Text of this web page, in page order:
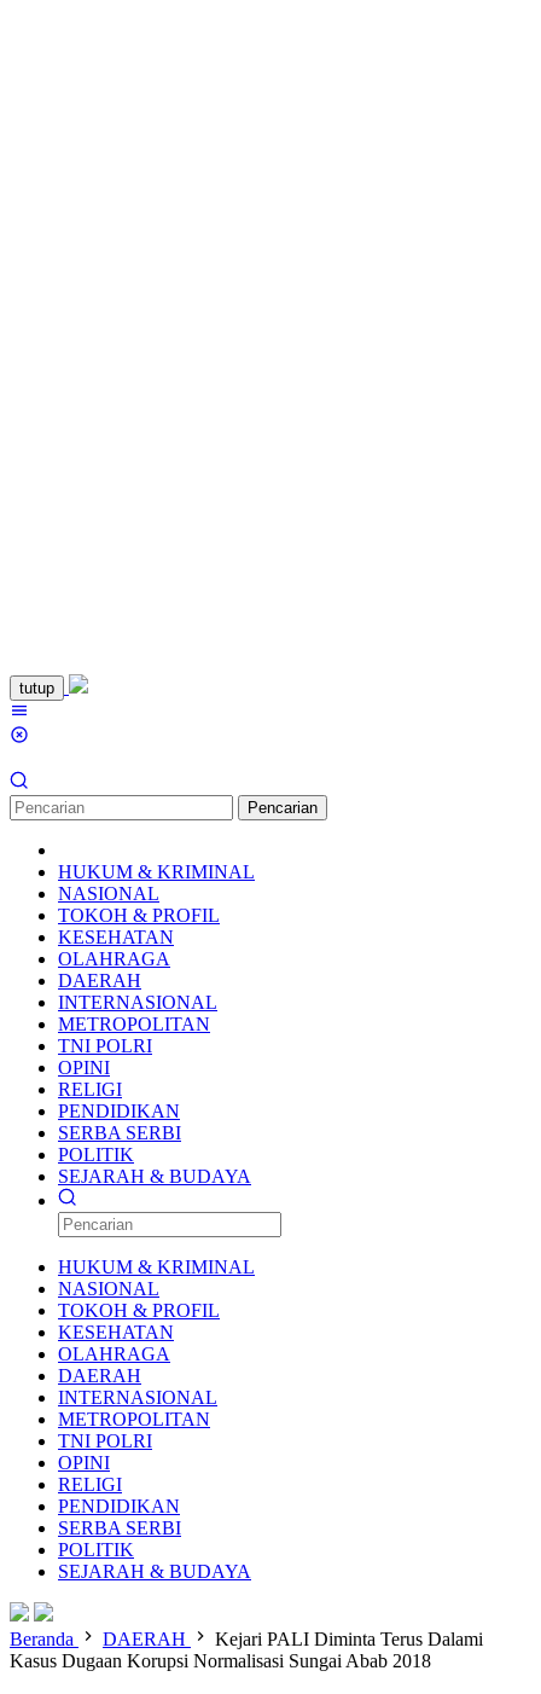
Loncat
ke
konten
tutup
Pencarian
HUKUM & KRIMINAL
NASIONAL
TOKOH & PROFIL
KESEHATAN
OLAHRAGA
DAERAH
INTERNASIONAL
METROPOLITAN
TNI POLRI
OPINI
RELIGI
PENDIDIKAN
SERBA SERBI
POLITIK
SEJARAH & BUDAYA
HUKUM & KRIMINAL
NASIONAL
TOKOH & PROFIL
KESEHATAN
OLAHRAGA
DAERAH
INTERNASIONAL
METROPOLITAN
TNI POLRI
OPINI
RELIGI
PENDIDIKAN
SERBA SERBI
POLITIK
SEJARAH & BUDAYA
Beranda DAERAH
Kejari PALI Diminta Terus Dalami
Kasus Dugaan Korupsi Normalisasi Sungai Abab 2018